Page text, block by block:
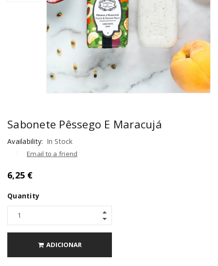
Sabonete Pêssego E Maracujá
Availability: In Stock
Email to a friend
6,25 €
Quantity
ADICIONAR